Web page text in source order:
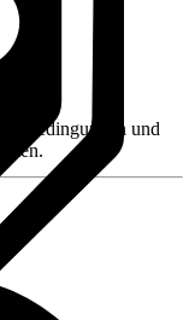
und